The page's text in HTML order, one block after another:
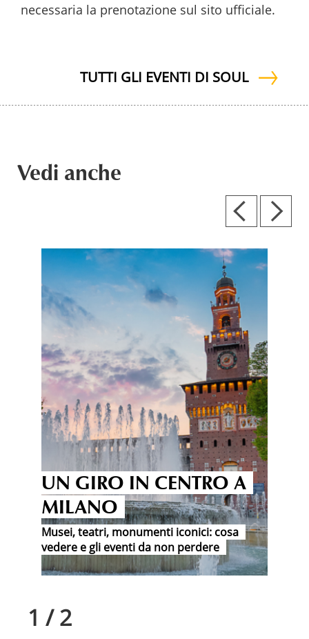
necessaria la prenotazione sul sito ufficiale.
TUTTI GLI EVENTI DI SOUL
Vedi anche
UN GIRO IN CENTRO A
MILANO
Musei, teatri, monumenti iconici: cosa
vedere e gli eventi da non perdere
1 /2